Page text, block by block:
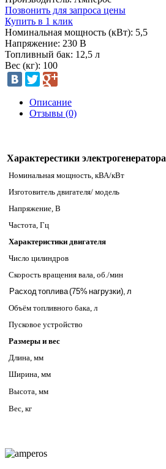
Позвонить для запроса цены
Купить в 1 клик
Номинальная мощность (кВт): 5,5
Напряжение: 230 В
Топливный бак: 12,5 л
Вес (кг): 100
Описание
Отзывы (0)
Характерестики электрогенератора
Номинальная мощность, кВА/кВт
Изготовитель двигателя/ модель
Напряжение, В
Частота, Гц
Характеристики двигателя
Число цилиндров
Скорость вращения вала, об./мин
Расход топлива (75% нагрузки), л
Объём топливного бака, л
Пусковое устройство
Размеры и вес
Длина, мм
Ширина, мм
Высота, мм
Вес, кг